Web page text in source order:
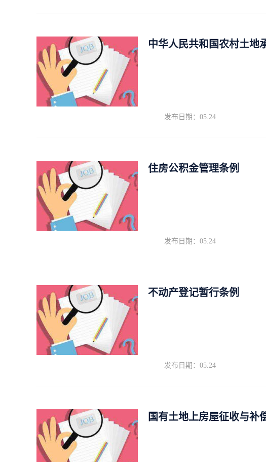
中华人民共和国农村土地
发布日期：05.24
住房公积金管理条例
发布日期：05.24
不动产登记暂行条例
发布日期：05.24
国有土地上房屋征收与补